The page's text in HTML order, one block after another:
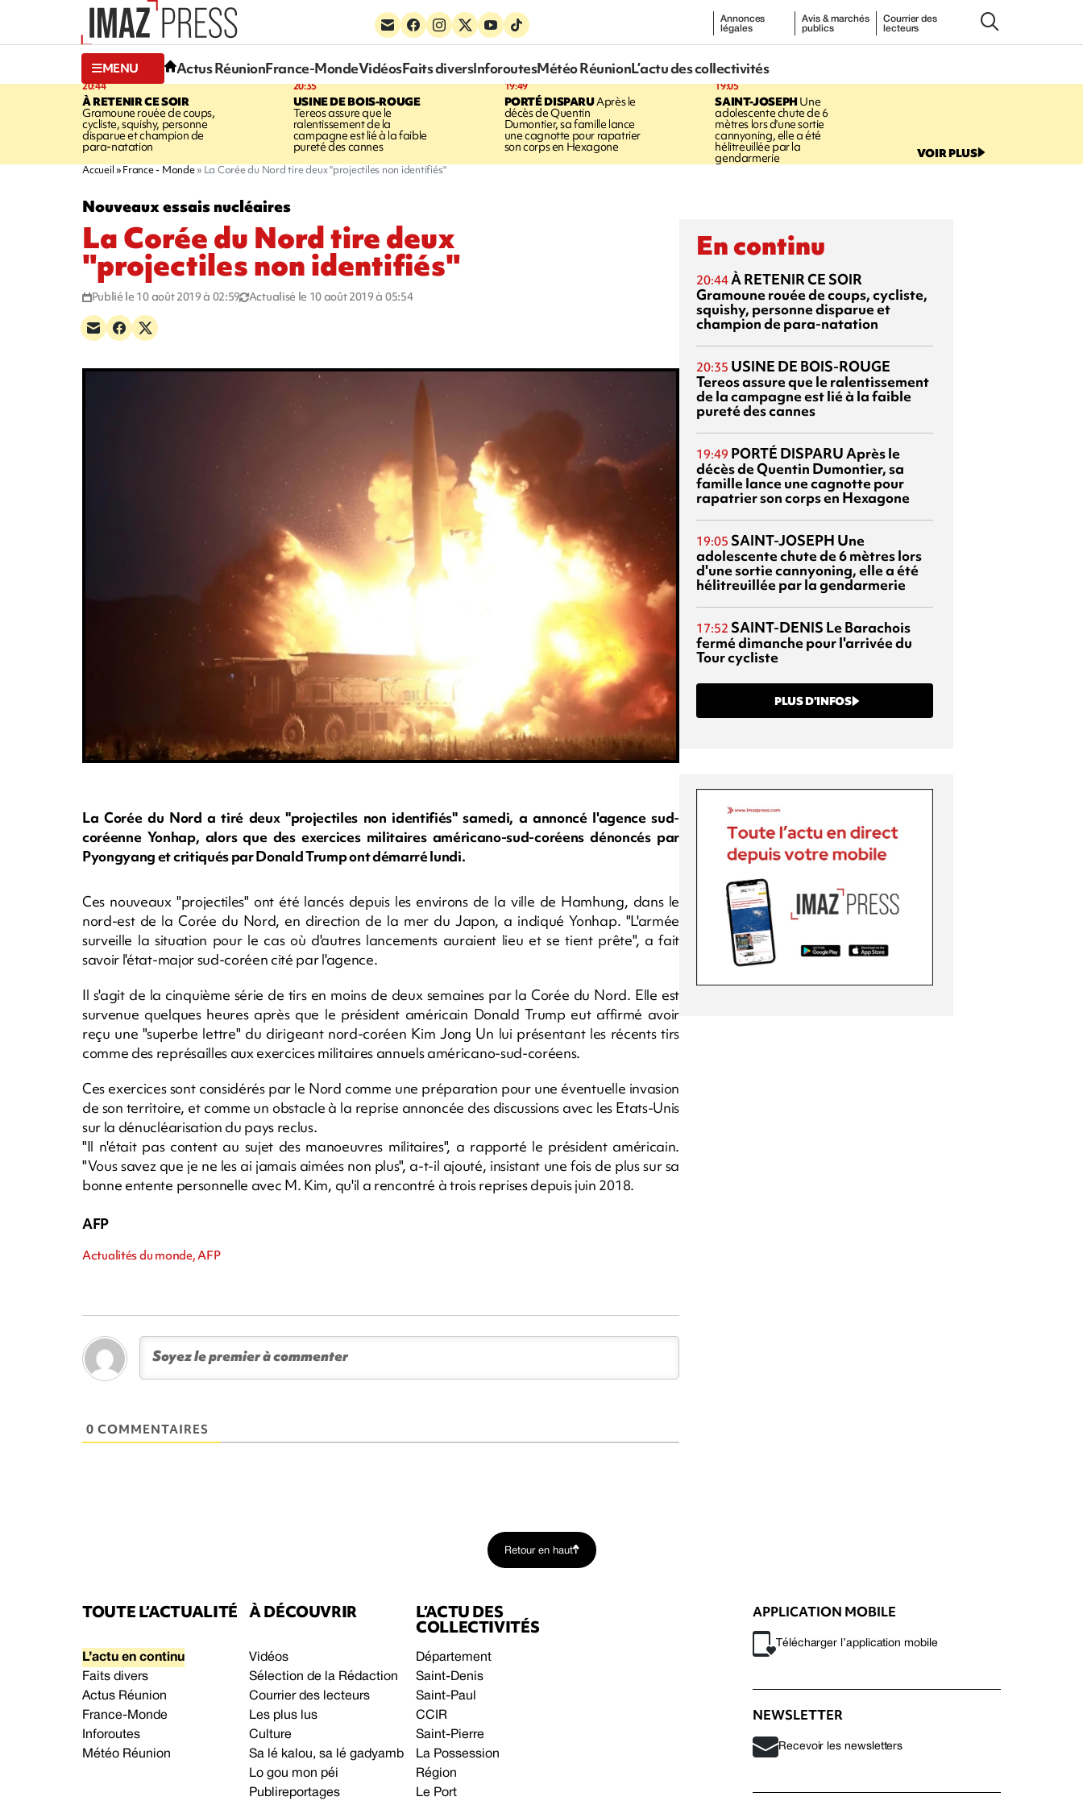
Annonces
légales
Avis & marchés
publics
Courrier des
lecteurs
MENU Actus RéunionFrance-MondeVidéosFaits diversInforoutesMétéo RéunionL’actu des collectivités
20:44
À RETENIR CE SOIR
Gramoune rouée de coups,
cycliste, squishy, personne
disparue et champion de
para-natation
20:35
USINE DE BOIS-ROUGE
Tereos assure que le
ralentissement de la
campagne est lié à la faible
pureté des cannes
19:49
PORTÉ DISPARUAprès le
décès de Quentin
Dumontier, sa famille lance
une cagnotte pour rapatrier
son corps en Hexagone
19:05
SAINT-JOSEPHUne
adolescente chute de 6
mètres lors d'une sortie
cannyoning, elle a été
hélitreuillée par la
gendarmerie VOIR PLUS
Accueil France - Monde La Corée du Nord tire deux "projectiles non identifiés"
Nouveaux essais nucléaires
La Corée du Nord tire deux
"projectiles non identifiés"
Publié le 10 août 2019 à 02:59 Actualisé le 10 août 2019 à 05:54
La Corée du Nord a tiré deux "projectiles non identifiés" samedi, a annoncé l'agence sud-
coréenne Yonhap, alors que des exercices militaires américano-sud-coréens dénoncés par
Pyongyang et critiqués par Donald Trump ont démarré lundi.
Ces nouveaux "projectiles" ont été lancés depuis les environs de la ville de Hamhung, dans le
nord-est de la Corée du Nord, en direction de la mer du Japon, a indiqué Yonhap. "L'armée
surveille la situation pour le cas où d'autres lancements auraient lieu et se tient prête", a fait
savoir l'état-major sud-coréen cité par l'agence.
Il s'agit de la cinquième série de tirs en moins de deux semaines par la Corée du Nord. Elle est
survenue quelques heures après que le président américain Donald Trump eut affirmé avoir
reçu une "superbe lettre" du dirigeant nord-coréen Kim Jong Un lui présentant les récents tirs
comme des représailles aux exercices militaires annuels américano-sud-coréens.
Ces exercices sont considérés par le Nord comme une préparation pour une éventuelle invasion
de son territoire, et comme un obstacle à la reprise annoncée des discussions avec les Etats-Unis
sur la dénucléarisation du pays reclus.
"Il n'était pas content au sujet des manoeuvres militaires", a rapporté le président américain.
"Vous savez que je ne les ai jamais aimées non plus", a-t-il ajouté, insistant une fois de plus sur sa
bonne entente personnelle avec M. Kim, qu'il a rencontré à trois reprises depuis juin 2018.
AFP
Actualités du monde, AFP
0 COMMENTAIRES
En continu
20:44À RETENIR CE SOIR
Gramoune rouée de coups, cycliste,
squishy, personne disparue et
champion de para-natation
20:35 USINE DE BOIS-ROUGE
Tereos assure que le ralentissement
de la campagne est lié à la faible
pureté des cannes
19:49 PORTÉ DISPARUAprès le
décès de Quentin Dumontier, sa
famille lance une cagnotte pour
rapatrier son corps en Hexagone
19:05 SAINT-JOSEPH Une
adolescente chute de 6 mètres lors
d'une sortie cannyoning, elle a été
hélitreuillée par la gendarmerie
17:52 SAINT-DENIS Le Barachois
fermé dimanche pour l'arrivée du
Tour cycliste
PLUS D’INFOS
Retour en haut
TOUTE L’ACTUALITÉ
L’actu en continu
Faits divers
Actus Réunion
France-Monde
Inforoutes
Météo Réunion
À DÉCOUVRIR
Vidéos
Sélection de la Rédaction
Courrier des lecteurs
Les plus lus
Culture
Sa lé kalou, sa lé gadyamb
Lo gou mon péi
Publireportages
L’ACTU DES
COLLECTIVITÉS
Département
Saint-Denis
Saint-Paul
CCIR
Saint-Pierre
La Possession
Région
Le Port
APPLICATION MOBILE
Télécharger l’application mobile
NEWSLETTER
Recevoir les newsletters